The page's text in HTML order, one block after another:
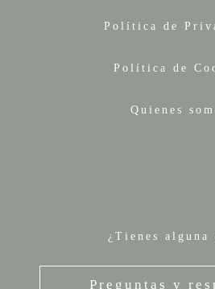
Política de
Política de
Quienes
¿Tienes alguna
Preguntas y